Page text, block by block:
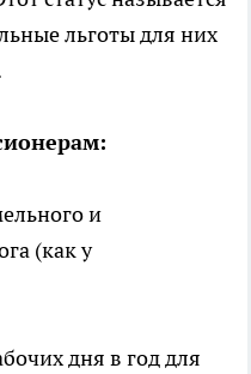
льготы для них
и
(как у
дня в год для